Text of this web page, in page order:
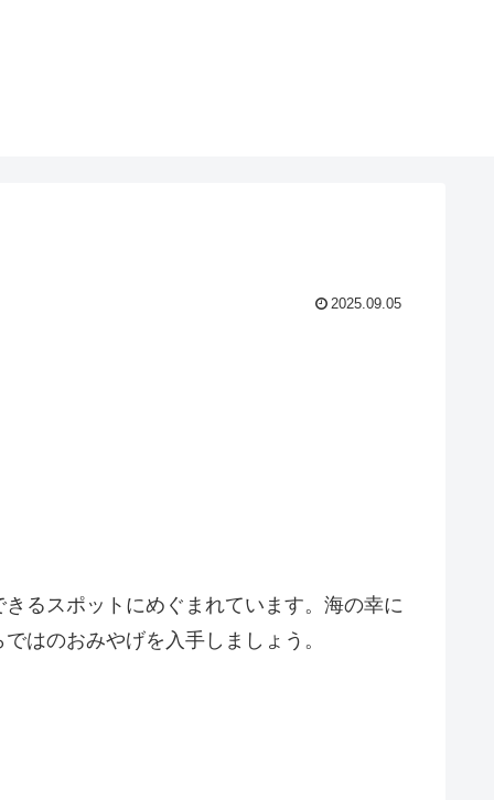
2025.09.05
るスポットにめぐまれています。海の幸に
はのおみやげを入手しましょう。